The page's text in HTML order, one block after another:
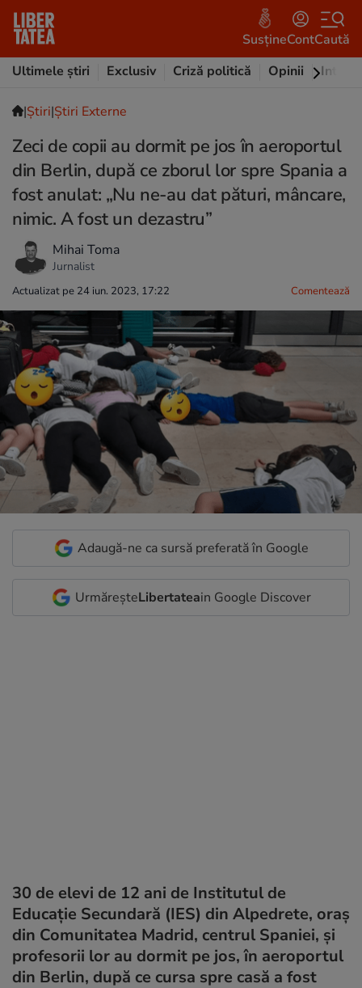
SusțineContCaută
Ultimele știri
Exclusiv Criză politică Opinii
|Ştiri|Știri Externe
Zeci de copii au dormit pe jos în aeroportul
din Berlin, după ce zborul lor spre Spania a
fost anulat: „Nu ne-au dat pături, mâncare,
nimic. A fost un dezastru”
Mihai Toma
Jurnalist
Actualizat pe 24 iun. 2023, 17:22 Comentează
Adaugă-ne ca sursă preferată în Google
UrmăreșteLibertateain Google Discover
30 de elevi de 12 ani de Institutul de
Educație Secundară (IES) din Alpedrete, oraș
din Comunitatea Madrid, centrul Spaniei, și
profesorii lor au dormit pe jos, în aeroportul
din Berlin, după ce cursa spre casă a fost